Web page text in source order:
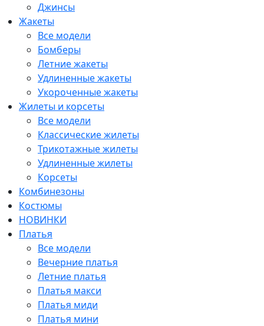
Джинсы
Жакеты
Все модели
Бомберы
Летние жакеты
Удлиненные жакеты
Укороченные жакеты
Жилеты и корсеты
Все модели
Классические жилеты
Трикотажные жилеты
Удлиненные жилеты
Корсеты
Комбинезоны
Костюмы
НОВИНКИ
Платья
Все модели
Вечерние платья
Летние платья
Платья макси
Платья миди
Платья мини